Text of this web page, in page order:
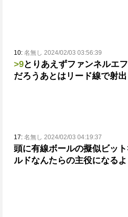
10: 名無し 2024/02/03 03:56:39
>9とりあえずファンネルエ
だろう あとはリード線で射出
17: 名無し 2024/02/03 04:19:37
頭に有線ボールの擬似ビッ
ルドなんたらの主役になるよ